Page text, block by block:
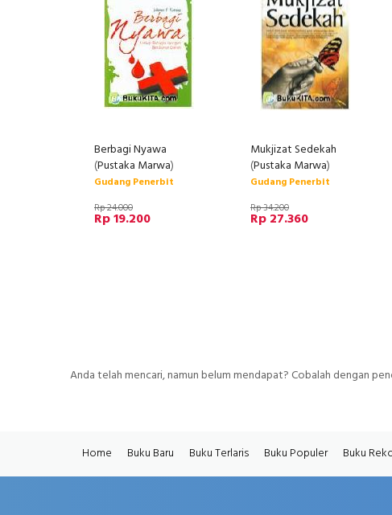
Berbagi Nyawa
(Pustaka Marwa)
Gudang Penerbit
Rp 24.000
Rp 19.200
Mukjizat Sedekah
(Pustaka Marwa)
Gudang Penerbit
Rp 34.200
Rp 27.360
Anda telah mencari, namun belum mendapat? Cobalah dengan
Home Buku Baru Buku Terlaris Buku Populer Buku